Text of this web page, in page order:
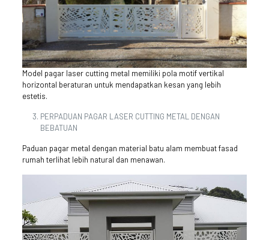
Model pagar laser cutting metal memiliki pola motif vertikal
horizontal beraturan untuk mendapatkan kesan yang lebih
estetis.
PERPADUAN PAGAR LASER CUTTING METAL DENGAN
BEBATUAN
Paduan pagar metal dengan material batu alam membuat fasad
rumah terlihat lebih natural dan menawan.